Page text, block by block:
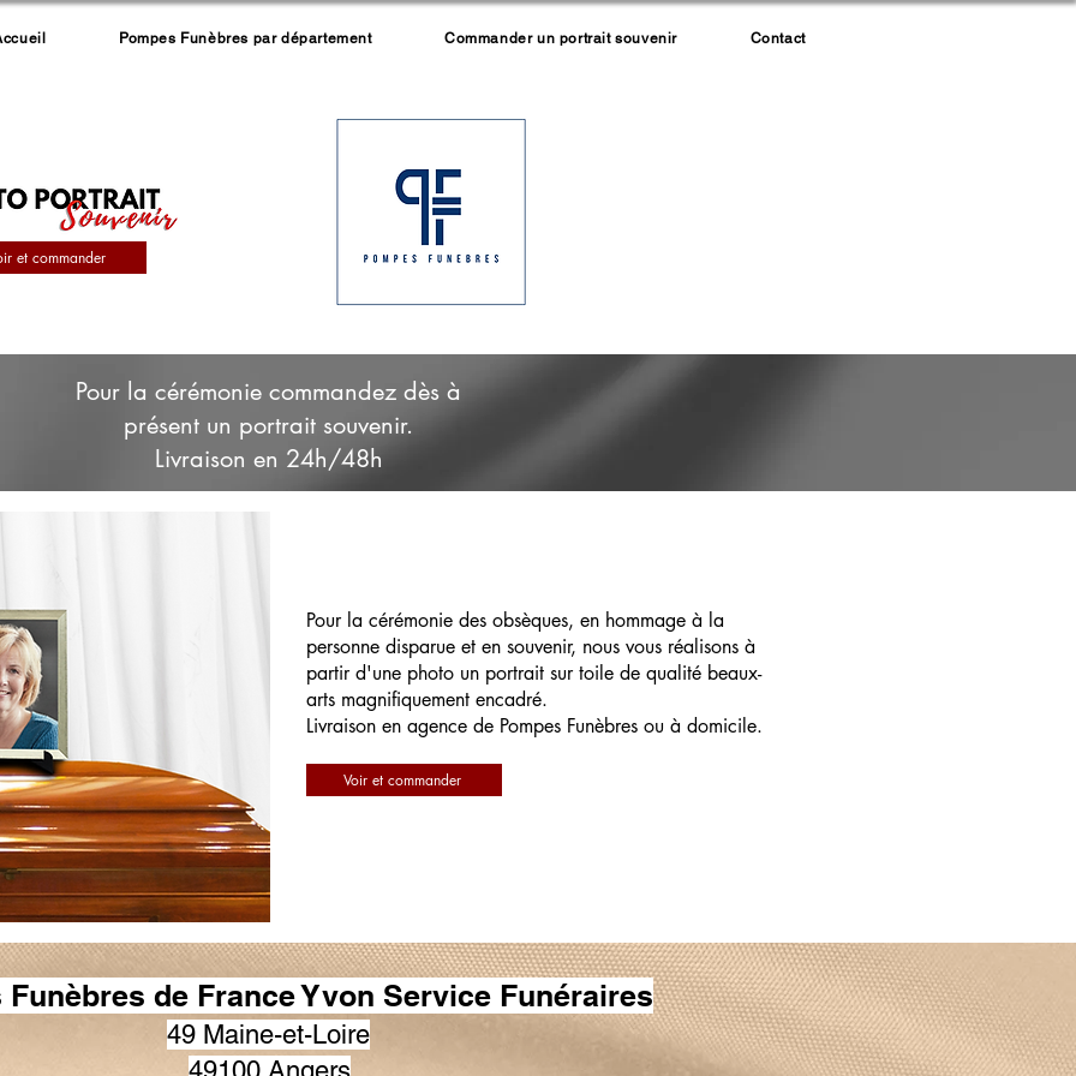
Pompes Funèbres par département Commander un portrait souvenir Contact
et commander
Pour la cérémonie commandez dès à
présent un portrait souvenir.
Livraison en 24h/48h
Pour la cérémonie des obsèques, en hommage à la
personne disparue et en souvenir, nous vous réalisons à
partir d'une photo un portrait sur toile de qualité beaux-
arts magnifiquement encadré.
Livraison en agence de Pompes Funèbres ou à domicile.
Voir et commander
Funèbres de France Yvon Service Funéraires
49 Maine-et-Loire